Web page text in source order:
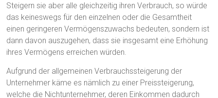
Steigern sie aber alle gleichzeitig ihren Verbrauch, so würde
das keineswegs für den einzelnen oder die Gesamtheit
einen geringeren Vermögenszuwachs bedeuten, sondern ist
dann davon auszugehen, dass sie insgesamt eine Erhöhung
ihres Vermögens erreichen würden.
Aufgrund der allgemeinen Verbrauchssteigerung der
Unternehmer käme es nämlich zu einer Preissteigerung,
welche die Nichtunternehmer, deren Einkommen dadurch